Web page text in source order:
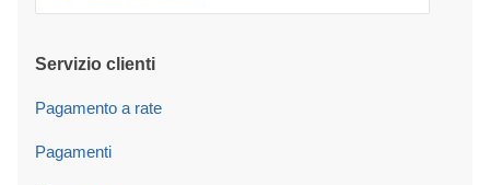
Servizio clienti
Pagamento a rate
Pagamenti